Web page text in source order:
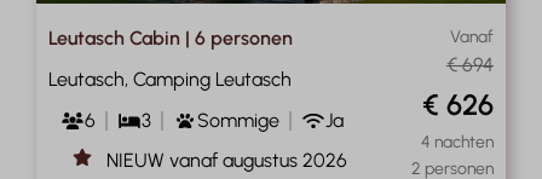
Vanaf
€ 694
€ 626
4 nachten
2 personen
Leutasch Cabin | 6 personen
Leutasch, Camping Leutasch
6
3 Sommige
Ja
NIEUW vanaf augustus 2026